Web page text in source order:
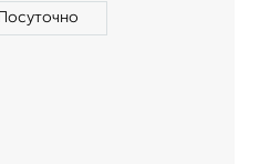
Посуточно